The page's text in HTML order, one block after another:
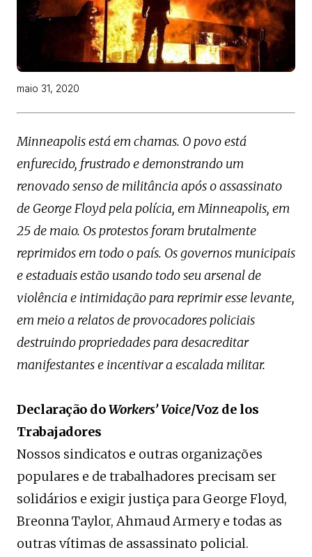
maio 31, 2020
Minneapolis está em chamas. O povo está
enfurecido, frustrado e demonstrando um
renovado senso de militância após o assassinato
de George Floyd pela polícia, em Minneapolis, em
25 de maio. Os protestos foram brutalmente
reprimidos em todo o país. Os governos municipais
e estaduais estão usando todo seu arsenal de
violência e intimidação para reprimir esse levante,
em meio a relatos de provocadores policiais
destruindo propriedades para desacreditar
manifestantes e incentivar a escalada militar.
Declaração doWorkers’ Voice/Voz de los
Trabajadores
Nossos sindicatos e outras organizações
populares e de trabalhadores precisam ser
solidários e exigir justiça para George Floyd,
Breonna Taylor, Ahmaud Armery e todas as
outras vítimas de assassinato policial.